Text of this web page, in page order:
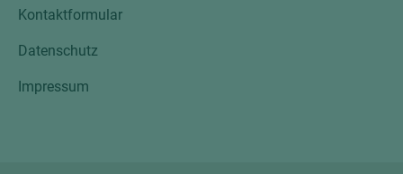
Kontaktformular
Datenschutz
Impressum